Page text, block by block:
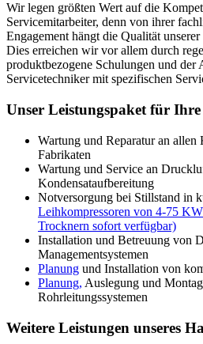
Wir legen größten Wert auf die
Servicemitarbeiter, denn von ihrer
Engagement hängt die Qualität
Dies erreichen wir vor allem durch
produktbezogene Schulungen und der
Servicetechniker mit spezifischen
Unser Leistungspaket für
Wartung und Reparatur an allen
Fabrikaten
Wartung und Service an
Kondensataufbereitung
Notversorgung bei Stillstand in
Leihkompressoren von 4-75
Trocknern sofort verfügbar)
Installation und Betreuung von
Managementsystemen
Planung und Installation von
Planung, Auslegung und
Rohrleitungssystemen
Weitere Leistungen unseres